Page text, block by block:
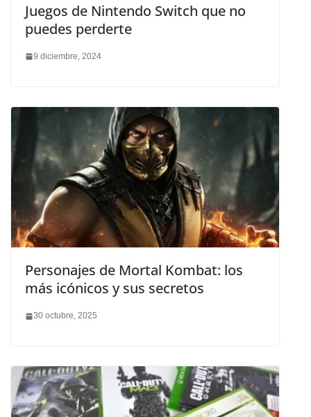
Juegos de Nintendo Switch que no
puedes perderte
9 diciembre, 2024
Personajes de Mortal Kombat: los
más icónicos y sus secretos
30 octubre, 2025